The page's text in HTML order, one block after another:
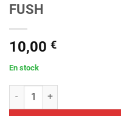
FUSH
10,00 €
En stock
quantité de WOUAPY